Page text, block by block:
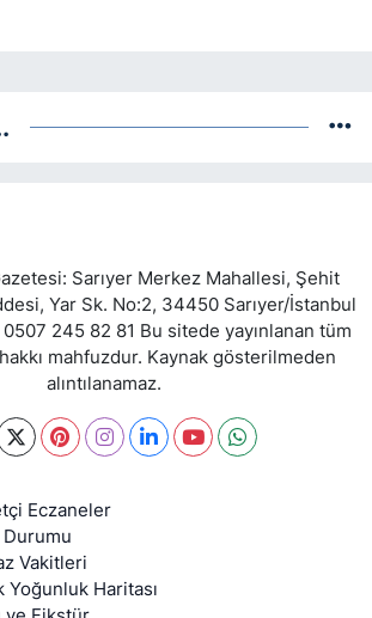
Sarıyer Merkez Mahallesi, Şehit
Yar Sk. No:2, 34450 Sarıyer/İstanbul
245 82 81 Bu sitede yayınlanan tüm
mahfuzdur. Kaynak gösterilmeden
alıntılanamaz.
Eczaneler
Vakitleri
Yoğunluk Haritası